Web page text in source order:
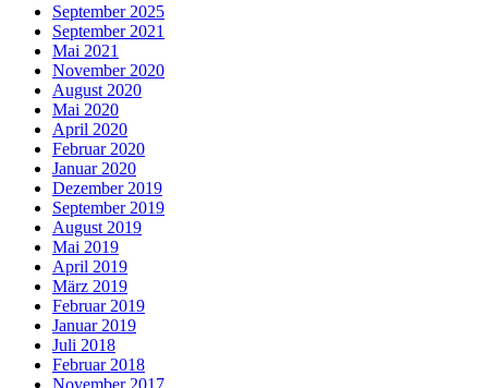
September 2025
September 2021
Mai 2021
November 2020
August 2020
Mai 2020
April 2020
Februar 2020
Januar 2020
Dezember 2019
September 2019
August 2019
Mai 2019
April 2019
März 2019
Februar 2019
Januar 2019
Juli 2018
Februar 2018
November 2017